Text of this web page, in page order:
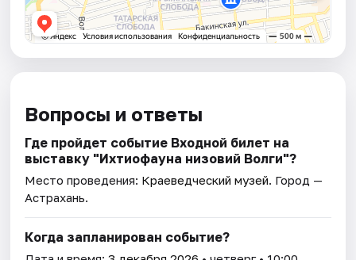
Вопросы и ответы
Где пройдет событие Входной билет на
выставку "Ихтиофауна низовий Волги"?
Место проведения: Краеведческий музей. Город —
Астрахань.
Когда запланирован событие?